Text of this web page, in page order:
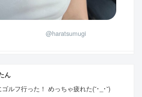
@haratsumugi
ん
ルフ行った！ めっちゃ疲れた(⁠˘⁠･⁠_⁠･⁠˘⁠)